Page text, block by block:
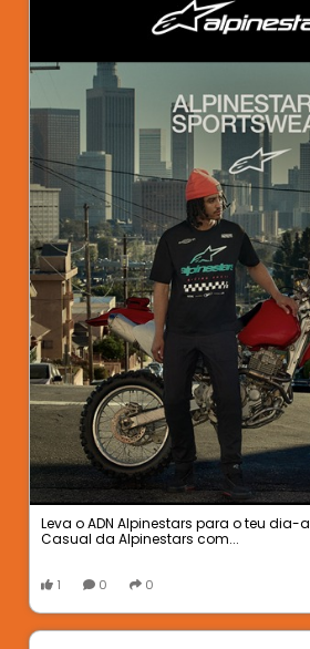
Leva o ADN Alpinestars para o teu
Casual da Alpinestars com...
1 0 0